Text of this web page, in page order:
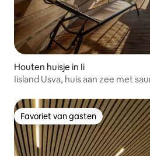
Houten huisje in Ii
Iisland Usva, huis aan zee met
Favoriet van gasten
Favoriet van gasten